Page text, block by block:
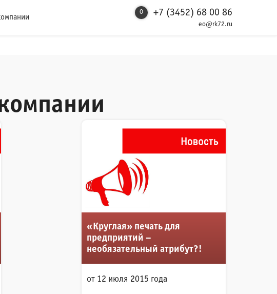
0 +7 (3452) 68 00 86
eo@rk72.ru
«Круглая» печать для
предприятий –
необязательный атрибут?!
от 12 июля 2015 года